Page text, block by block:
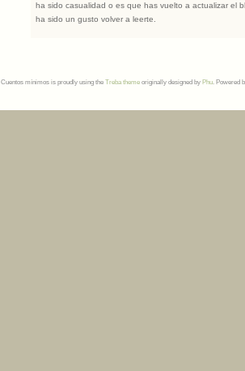
ha sido casualidad o es que has vuelto a actualizar el
ha sido un gusto volver a leerte.
Cuentos mínimos is proudly using the Treba theme originally designed by Phu. Powered